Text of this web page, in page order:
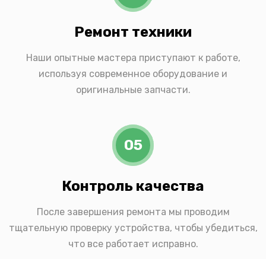
Ремонт техники
Наши опытные мастера приступают к работе,
используя современное оборудование и
оригинальные запчасти.
05
Контроль качества
После завершения ремонта мы проводим
тщательную проверку устройства, чтобы убедиться,
что все работает исправно.